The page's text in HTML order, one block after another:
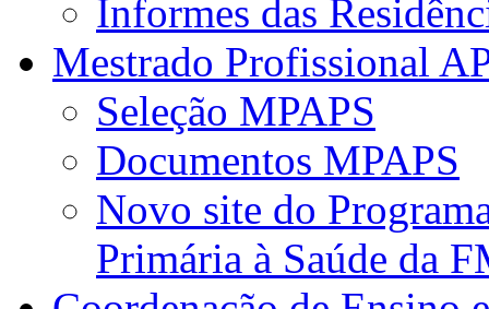
Informes das
Mestrado Profissional
Seleção MPAPS
Documentos MPAPS
Novo site do
Primária à Saúde da